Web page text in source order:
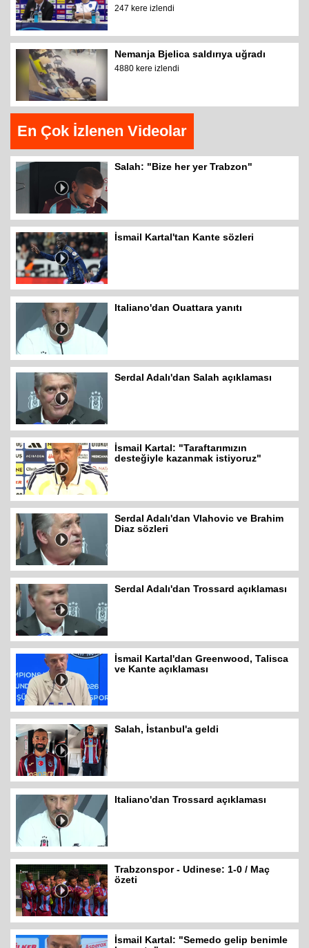
247 kere izlendi
Nemanja Bjelica saldırıya uğradı
4880 kere izlendi
En Çok İzlenen Videolar
Salah: "Bize her yer Trabzon"
İsmail Kartal'tan Kante sözleri
Italiano'dan Ouattara yanıtı
Serdal Adalı'dan Salah açıklaması
İsmail Kartal: "Taraftarımızın
desteğiyle kazanmak istiyoruz"
Serdal Adalı'dan Vlahovic ve Brahim
Diaz sözleri
Serdal Adalı'dan Trossard açıklaması
İsmail Kartal'dan Greenwood, Talisca
ve Kante açıklaması
Salah, İstanbul'a geldi
Italiano'dan Trossard açıklaması
Trabzonspor - Udinese: 1-0 / Maç
özeti
İsmail Kartal: "Semedo gelip benimle